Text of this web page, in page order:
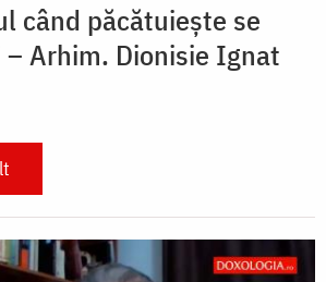
când păcătuiește se
Arhim. Dionisie Ignat